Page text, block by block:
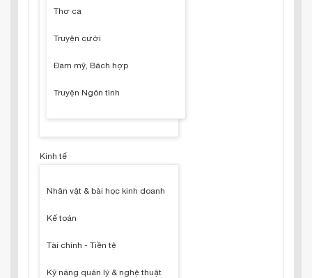
Thơ ca
Truyện cười
Đam mỹ, Bách hợp
Truyện Ngôn tình
Kinh tế
Nhân vật & bài học kinh doanh
Kế toán
Tài chính - Tiền tệ
Kỹ năng quản lý & nghệ thuật